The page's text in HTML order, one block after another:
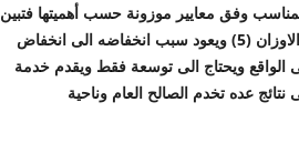
وفق معايير موزونة حسب أهميتها فتبين
ان البديل الثالث هو الأفضل وبلغ مجموع الاوزان (5) ويعود سبب انخفاضه الى انخفاض
الواقع ويحتاج الى توسعة فقط ويقدم خدمة
عده تخدم الصالح العام وناحية